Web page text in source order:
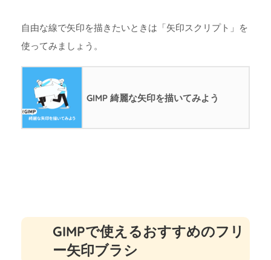
自由な線で矢印を描きたいときは「矢印スクリプト」を
使ってみましょう。
GIMP 綺麗な矢印を描いてみよう
GIMPで使えるおすすめのフリ
ー矢印ブラシ